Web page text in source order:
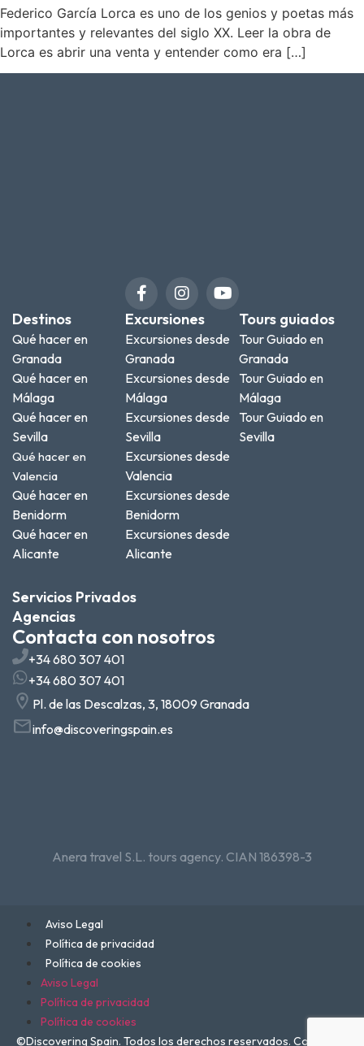
Federico García Lorca es uno de los genios y poetas más
importantes y relevantes del siglo XX. Leer la obra de
Lorca es abrir una venta y entender como era […]
Destinos
Qué hacer en
Granada
Qué hacer en
Málaga
Qué hacer en
Sevilla
Qué hacer en
Valencia
Qué hacer en
Benidorm
Qué hacer en
Alicante
Excursiones
Excursiones desde
Granada
Excursiones desde
Málaga
Excursiones desde
Sevilla
Excursiones desde
Valencia
Excursiones desde
Benidorm
Excursiones desde
Alicante
Tours guiados
Tour Guiado en
Granada
Tour Guiado en
Málaga
Tour Guiado en
Sevilla
Servicios Privados
Agencias
Contacta con nosotros
+34 680 307 401
+34 680 307 401
Pl. de las Descalzas, 3, 18009 Granada
info@discoveringspain.es
Anera travel S.L. tours agency. CIAN 186398-3
Aviso Legal
Política de privacidad
Política de cookies
Aviso Legal
Política de privacidad
Política de cookies
©Discovering Spain. Todos los derechos reservados. Consignas